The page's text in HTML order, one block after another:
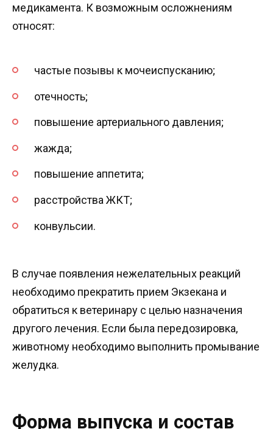
медикамента. К возможным осложнениям
относят:
частые позывы к мочеиспусканию;
отечность;
повышение артериального давления;
жажда;
повышение аппетита;
расстройства ЖКТ;
конвульсии.
В случае появления нежелательных реакций
необходимо прекратить прием Экзекана и
обратиться к ветеринару с целью назначения
другого лечения. Если была передозировка,
животному необходимо выполнить промывание
желудка.
Форма выпуска и состав